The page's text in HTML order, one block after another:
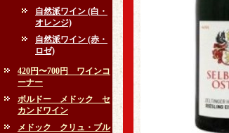
自然派ワイン (白・
オレンジ)
自然派ワイン (赤・
ロゼ)
420円〜700円 ワインコ
ーナー
ボルドー メドック セ
カンドワイン
メドック クリュ・ブル